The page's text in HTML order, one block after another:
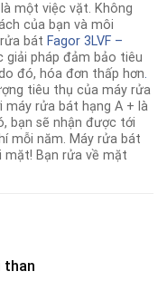
một việc vặt. Không
của bạn và môi
bát Fagor 3LVF –
giải pháp đảm bảo tiêu
đó, hóa đơn thấp hơn.
tiêu thụ của máy rửa
máy rửa bát hạng A + là
bạn sẽ nhận được tới
mỗi năm. Máy rửa bát
mặt! Bạn rửa về mặt
than